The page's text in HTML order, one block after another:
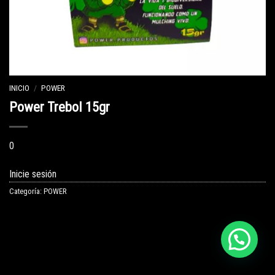
INICIO / POWER
Power Trebol 15gr
0
Inicie sesión
Categoría: POWER